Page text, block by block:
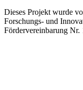
Dieses Projekt wurde
Forschungs- und
Fördervereinbarung Nr.